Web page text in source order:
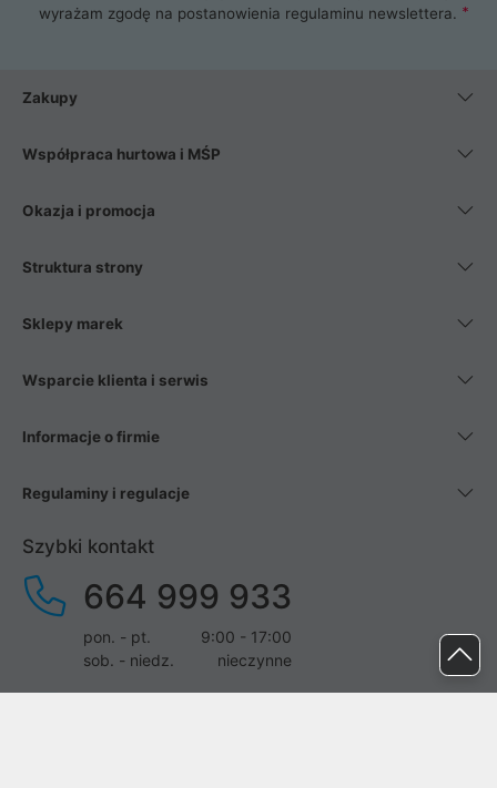
wyrażam zgodę na postanowienia regulaminu newslettera.
Zakupy
Współpraca hurtowa i MŚP
Okazja i promocja
Struktura strony
Sklepy marek
Wsparcie klienta i serwis
Informacje o firmie
Regulaminy i regulacje
Szybki kontakt
664 999 933
pon. - pt.
9:00 - 17:00
sob. - niedz.
nieczynne